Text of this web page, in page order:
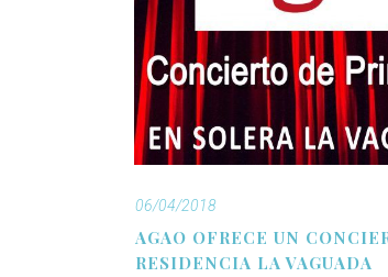
06/04/2018
AGAO OFRECE UN
RESIDENCIA LA VAGUADA